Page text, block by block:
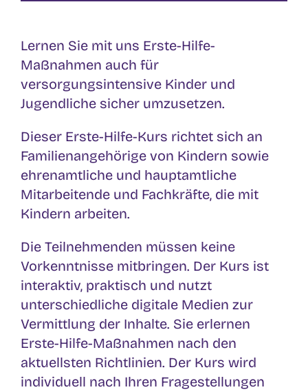
Lernen Sie mit uns Erste-Hilfe-
Maßnahmen auch für
versorgungsintensive Kinder und
Jugendliche sicher umzusetzen.
Dieser Erste-Hilfe-Kurs richtet sich an
Familienangehörige von Kindern sowie
ehrenamtliche und hauptamtliche
Mitarbeitende und Fachkräfte, die mit
Kindern arbeiten.
Die Teilnehmenden müssen keine
Vorkenntnisse mitbringen. Der Kurs ist
interaktiv, praktisch und nutzt
unterschiedliche digitale Medien zur
Vermittlung der Inhalte. Sie erlernen
Erste-Hilfe-Maßnahmen nach den
aktuellsten Richtlinien. Der Kurs wird
individuell nach Ihren Fragestellungen